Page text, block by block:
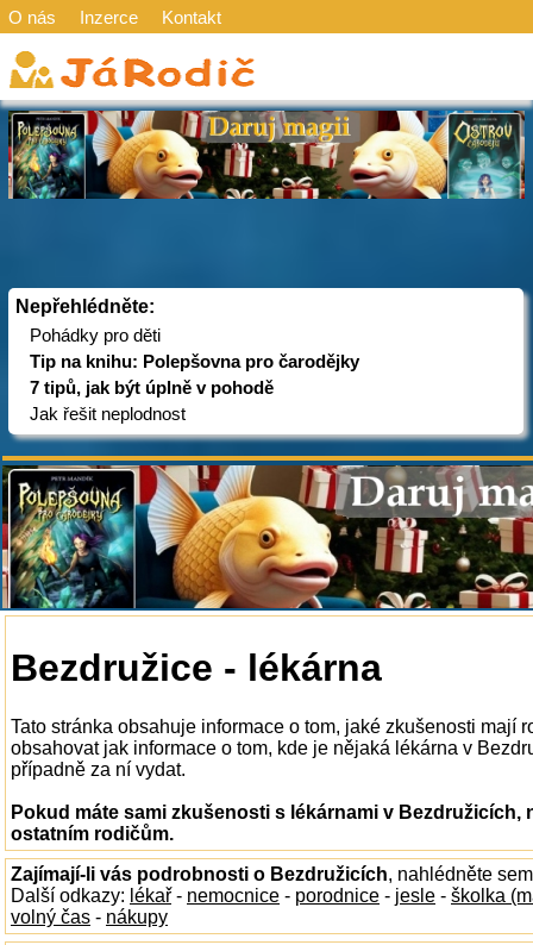
O nás Inzerce Kontakt
Nepřehlédněte:
Pohádky pro děti
Tip na knihu: Polepšovna pro čarodějky
7 tipů, jak být úplně v pohodě
Jak řešit neplodnost
Bezdružice - lékárna
Tato stránka obsahuje informace o tom, jaké zkušenosti mají
obsahovat jak informace o tom, kde je nějaká lékárna v
případně za ní vydat.
Pokud máte sami zkušenosti s lékárnami v Bezdružicích,
ostatním rodičům.
Zajímají-li vás podrobnosti o Bezdružicích, nahlédněte
Další odkazy: lékař - nemocnice - porodnice - jesle - školka
volný čas - nákupy